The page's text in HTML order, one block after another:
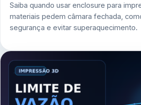
Saiba quando usar enclosure para
materiais pedem câmara fechada,
segurança e evitar superaquecimento.